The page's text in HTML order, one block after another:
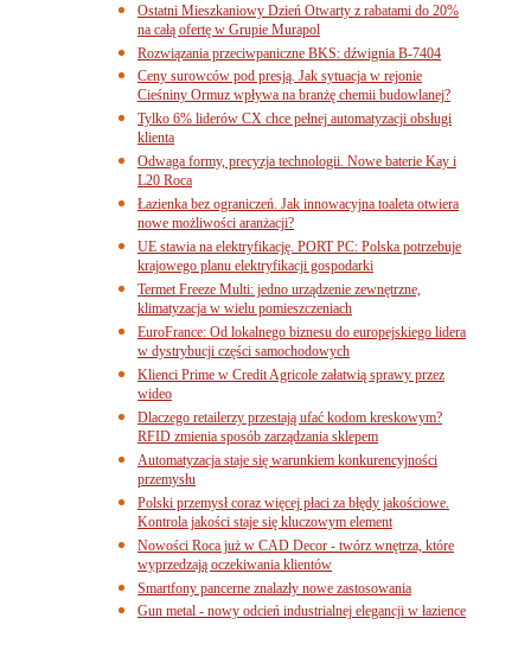
Ostatni Mieszkaniowy Dzień Otwarty z rabatami do 20%
na całą ofertę w Grupie Murapol
Rozwiązania przeciwpaniczne BKS: dźwignia B-7404
Ceny surowców pod presją. Jak sytuacja w rejonie
Cieśniny Ormuz wpływa na branżę chemii budowlanej?
Tylko 6% liderów CX chce pełnej automatyzacji obsługi
klienta
Odwaga formy, precyzja technologii. Nowe baterie Kay i
L20 Roca
Łazienka bez ograniczeń. Jak innowacyjna toaleta otwiera
nowe możliwości aranżacji?
UE stawia na elektryfikację. PORT PC: Polska potrzebuje
krajowego planu elektryfikacji gospodarki
Termet Freeze Multi: jedno urządzenie zewnętrzne,
klimatyzacja w wielu pomieszczeniach
EuroFrance: Od lokalnego biznesu do europejskiego lidera
w dystrybucji części samochodowych
Klienci Prime w Credit Agricole załatwią sprawy przez
wideo
Dlaczego retailerzy przestają ufać kodom kreskowym?
RFID zmienia sposób zarządzania sklepem
Automatyzacja staje się warunkiem konkurencyjności
przemysłu
Polski przemysł coraz więcej płaci za błędy jakościowe.
Kontrola jakości staje się kluczowym element
Nowości Roca już w CAD Decor - twórz wnętrza, które
wyprzedzają oczekiwania klientów
Smartfony pancerne znalazły nowe zastosowania
Gun metal - nowy odcień industrialnej elegancji w łazience